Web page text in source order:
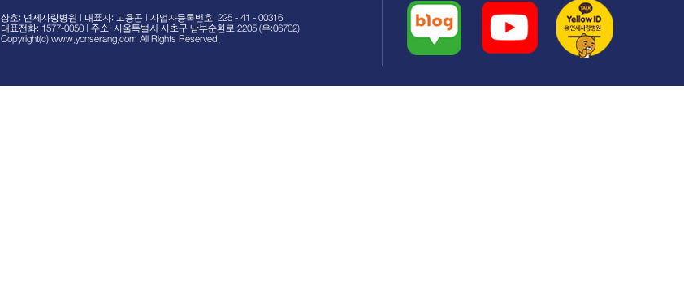
상호: 연세사랑병원 | 대표자: 고용곤 | 사업자등록번호: 225 - 41 - 00316
대표전화: 1577-0050 | 주소: 서울특별시 서초구 남부순환로 2205 (우:06702)
Copyright(c) www.yonserang.com All Rights Reserved.